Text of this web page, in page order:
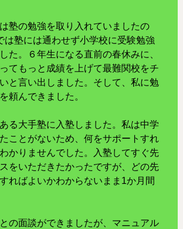
塾の勉強を取り入れていましたの
は塾には通わせず小学校に受験勉強
た。６年生になる直前の春休みに、
てもっと成績を上げて最難関校をチ
と言い出しました。そして、私に勉
頼んできました。
る大手塾に入塾しました。私は中学
ことがないため、何をサポートすれ
かりませんでした。入塾してすぐ先
をいただきたかったですが、どの先
ればよいかわからないまま1か月間
の面談ができましたが、マニュアル